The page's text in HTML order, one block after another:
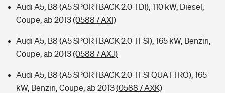
Audi A5, B8 (A5 SPORTBACK 2.0 TDI), 110 kW, Diesel,
Coupe, ab 2013(0588 / AXI)
Audi A5, B8 (A5 SPORTBACK 2.0 TFSI), 165 kW, Benzin,
Coupe, ab 2013(0588 / AXJ)
Audi A5, B8 (A5 SPORTBACK 2.0 TFSI QUATTRO), 165
kW, Benzin, Coupe, ab 2013(0588 / AXK)